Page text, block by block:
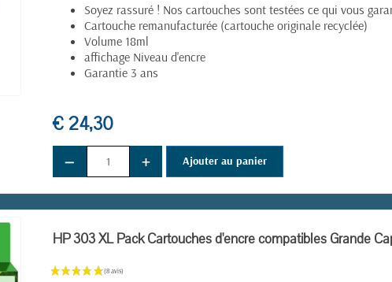
Soyez rassuré ! Nos cartouches sont testées ce qui vous
Cartouche remanufacturée (cartouche originale recyclée)
Volume 18ml
affichage Niveau d'encre
Garantie 3 ans
€ 24,30
− + Ajouter au panier
HP 303 XL Pack Cartouches d'encre compatibles Grande